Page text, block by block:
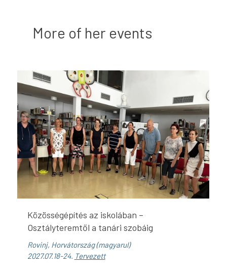
More of her events
Közösségépítés az iskolában –
Osztályteremtől a tanári szobáig
Rovinj, Horvátország (magyarul)
2027.07.18-24. Tervezett